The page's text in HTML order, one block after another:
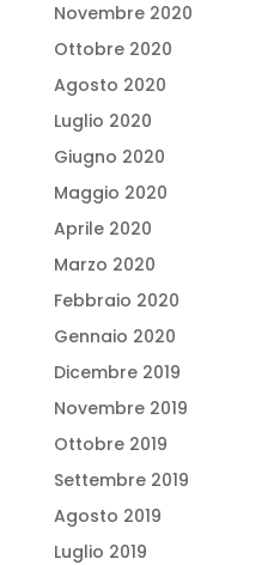
Novembre 2020
Ottobre 2020
Agosto 2020
Luglio 2020
Giugno 2020
Maggio 2020
Aprile 2020
Marzo 2020
Febbraio 2020
Gennaio 2020
Dicembre 2019
Novembre 2019
Ottobre 2019
Settembre 2019
Agosto 2019
Luglio 2019